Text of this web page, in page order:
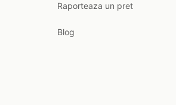
Raporteaza un pret
Blog